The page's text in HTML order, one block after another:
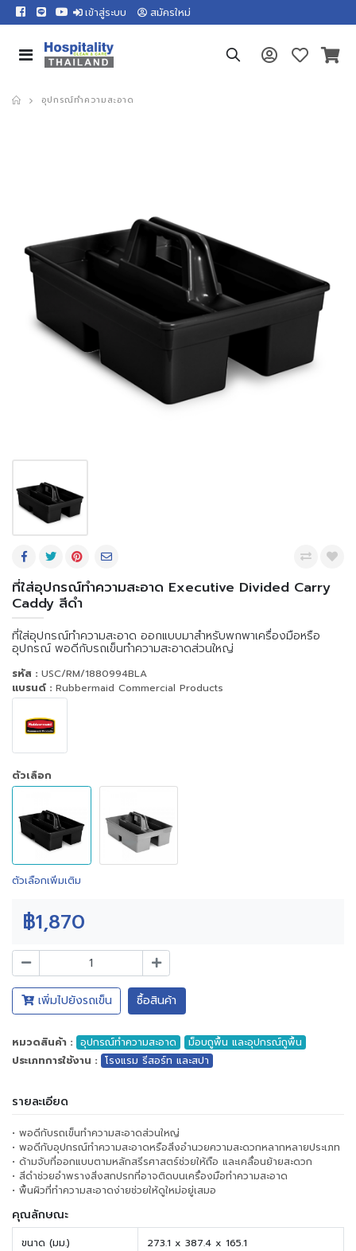
เข้าสู่ระบบ สมัครใหม่
อุปกรณ์ทำความสะอาด
ที่ใส่อุปกรณ์ทำความสะอาด Executive Divided Carry
Caddy สีดำ
ที่ใส่อุปกรณ์ทำความสะอาด ออกแบบมาสำหรับพกพาเครื่องมือหรือ
อุปกรณ์ พอดีกับรถเข็นทำความสะอาดส่วนใหญ่
รหัส : USC/RM/1880994BLA
แบรนด์ : Rubbermaid Commercial Products
ตัวเลือก
ตัวเลือกเพิ่มเติม
฿1,870
เพิ่มไปยังรถเข็น ซื้อสินค้า
หมวดสินค้า : อุปกรณ์ทำความสะอาด
ม็อบถูพื้น และอุปกรณ์ถูพื้น
ประเภทการใช้งาน : โรงแรม รีสอร์ท และสปา
รายละเอียด
• พอดีกับรถเข็นทำความสะอาดส่วนใหญ่
• พอดีกับอุปกรณ์ทำความสะอาดหรือสิ่งอำนวยความสะดวกหลากหลายประเภท
• ด้ามจับที่ออกแบบตามหลักสรีรศาสตร์ช่วยให้ถือ และเคลื่อนย้ายสะดวก
• สีดำช่วยอำพรางสิ่งสกปรกที่อาจติดบนเครื่องมือทำความสะอาด
• พื้นผิวที่ทำความสะอาดง่ายช่วยให้ดูใหม่อยู่เสมอ
คุณลักษณะ
ขนาด (มม.) 273.1 x 387.4 x 165.1